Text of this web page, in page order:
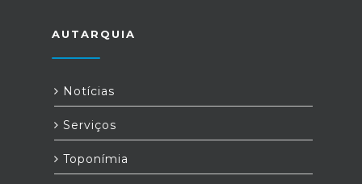
AUTARQUIA
Notícias
Serviços
Toponímia